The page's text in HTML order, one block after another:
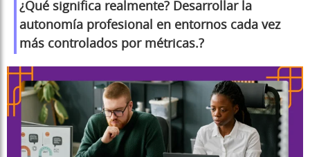
¿Qué significa realmente? Desarrollar la
autonomía profesional en entornos cada vez
más controlados por métricas.?